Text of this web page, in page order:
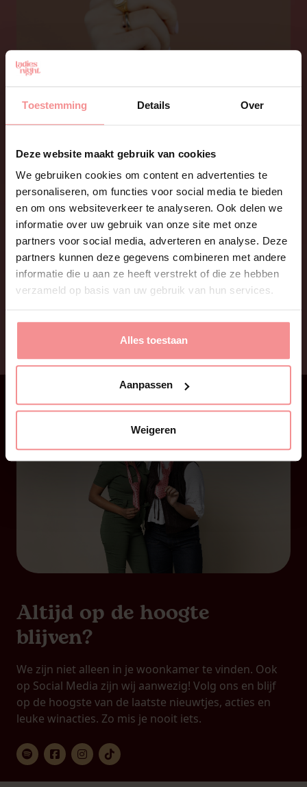
Toestemming Details Over
Deze website maakt gebruik van cookies
We gebruiken cookies om content en advertenties te
personaliseren, om functies voor social media te bieden
en om ons websiteverkeer te analyseren. Ook delen we
informatie over uw gebruik van onze site met onze
partners voor social media, adverteren en analyse. Deze
partners kunnen deze gegevens combineren met andere
informatie die u aan ze heeft verstrekt of die ze hebben
verzameld op basis van uw gebruik van hun services.
Alles toestaan
Aanpassen
Weigeren
VIP-kaart voordeel
Met jouw persoonlijke LadiesNight VIP-kaart
geniet je van allerlei voordelen. Denk maar
aan 20% korting op onze exclusieve VIP-
producten en extra korting in onze webshop
Nachtkastje!
Hoe kom je eraan? Als gastvrouw krijg je
altijd een VIP-kaart. Als gast krijg je bij een
bestelling vanaf 75,- ook gratis je eigen VIP-
Altijd op de hoogte
blijven?
We zijn niet alleen in je woonkamer te vinden. Ook
op Social Media zijn wij aanwezig! Volg ons en blijf
op de hoogste van de laatste nieuwtjes, acties en
leuke winacties. Zo mis je nooit iets.